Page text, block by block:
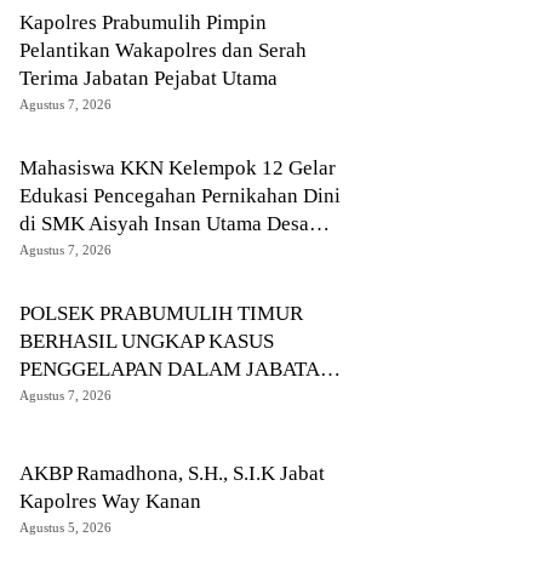
Kapolres Prabumulih Pimpin
Pelantikan Wakapolres dan Serah
Terima Jabatan Pejabat Utama
Agustus 7, 2026
Mahasiswa KKN Kelempok 12 Gelar
Edukasi Pencegahan Pernikahan Dini
di SMK Aisyah Insan Utama Desa
Tanjung Telang
Agustus 7, 2026
POLSEK PRABUMULIH TIMUR
BERHASIL UNGKAP KASUS
PENGGELAPAN DALAM JABATAN,
PELAKU DIAMANKAN TEAM
Agustus 7, 2026
AKBP Ramadhona, S.H., S.I.K Jabat
Kapolres Way Kanan
Agustus 5, 2026